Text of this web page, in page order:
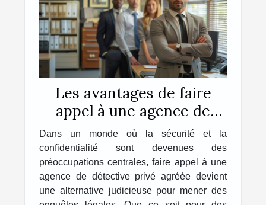
Les avantages de faire
appel à une agence de
détective privé agréée
pour des enquêtes légales
Dans un monde où la sécurité et la
confidentialité sont devenues des
préoccupations centrales, faire appel à une
agence de détective privé agréée devient
une alternative judicieuse pour mener des